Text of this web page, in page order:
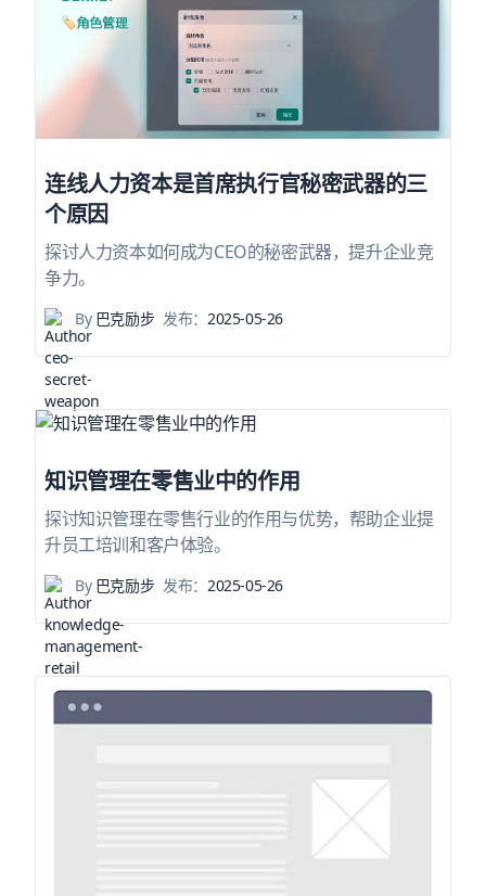
连线人力资本是首席执行官秘密武器的三
个原因
探讨人力资本如何成为CEO的秘密武器，提升企业竞
争力。
By巴克励步 发布：2025-05-26
知识管理在零售业中的作用
探讨知识管理在零售行业的作用与优势，帮助企业提
升员工培训和客户体验。
By巴克励步 发布：2025-05-26